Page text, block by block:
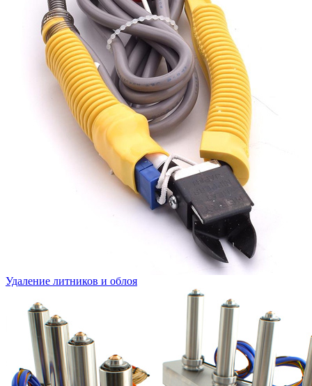
Удаление литников и облоя